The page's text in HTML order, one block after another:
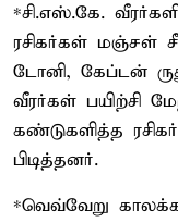
*சி.எஸ்.கே.
ரசிகர்கள் மஞ்சள்
டோனி, கேப்டன்
வீரர்கள் பயிற்சி
கண்டுகளித்த
பிடித்தனர்.
*வெவ்வேறு